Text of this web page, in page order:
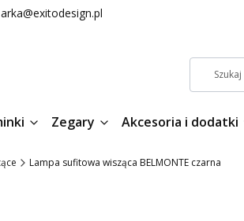
Zegary Akcesoria i dodatki
Lampa sufitowa wisząca BELMONTE czarna